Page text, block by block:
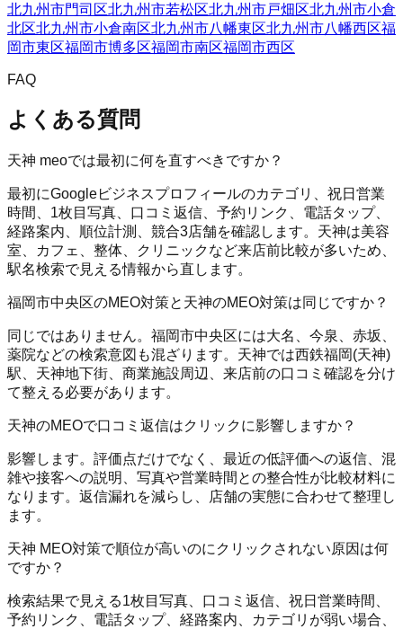
北九州市門司区北九州市若松区北九州市戸畑区北九州市小倉
北区北九州市小倉南区北九州市八幡東区北九州市八幡西区福
岡市東区福岡市博多区福岡市南区福岡市西区
FAQ
よくある質問
天神 meoでは最初に何を直すべきですか？
最初にGoogleビジネスプロフィールのカテゴリ、祝日営業
時間、1枚目写真、口コミ返信、予約リンク、電話タップ、
経路案内、順位計測、競合3店舗を確認します。天神は美容
室、カフェ、整体、クリニックなど来店前比較が多いため、
駅名検索で見える情報から直します。
福岡市中央区のMEO対策と天神のMEO対策は同じですか？
同じではありません。福岡市中央区には大名、今泉、赤坂、
薬院などの検索意図も混ざります。天神では西鉄福岡(天神)
駅、天神地下街、商業施設周辺、来店前の口コミ確認を分け
て整える必要があります。
天神のMEOで口コミ返信はクリックに影響しますか？
影響します。評価点だけでなく、最近の低評価への返信、混
雑や接客への説明、写真や営業時間との整合性が比較材料に
なります。返信漏れを減らし、店舗の実態に合わせて整理し
ます。
天神 MEO対策で順位が高いのにクリックされない原因は何
ですか？
検索結果で見える1枚目写真、口コミ返信、祝日営業時間、
予約リンク、電話タップ、経路案内、カテゴリが弱い場合、